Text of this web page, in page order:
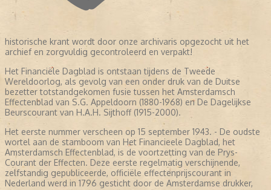
historische krant wordt door onze archivaris opgezocht uit het
archief en zorgvuldig gecontroleerd en verpakt!
Het Financiële Dagblad is ontstaan tijdens de Tweede
Wereldoorlog, als gevolg van een onder druk van de Duitse
bezetter totstandgekomen fusie tussen het Amsterdamsch
Effectenblad van S.G. Appeldoorn (1880-1968) en De Dagelijkse
Beurscourant van H.A.H. Sijthoff (1915-2000).
Het eerste nummer verscheen op 15 september 1943. - De oudste
wortel aan de stamboom van Het Financieele Dagblad, het
Amsterdamsch Effectenblad, is de voortzetting van de Prys-
Courant der Effecten. Deze eerste regelmatig verschijnende,
zelfstandig gepubliceerde, officiële effectenprijscourant in
Nederland werd in 1796 gesticht door de Amsterdamse drukker,